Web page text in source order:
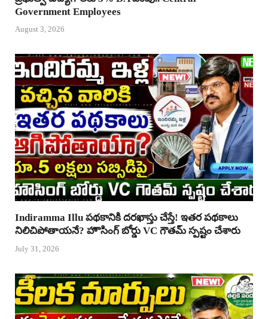
Government Employees
August 3, 2026
Indiramma Illu పథకానికి దరఖాస్తు చేస్తే! ఇతర పథకాలు
నిలిచిపోతాయనే? హౌసింగ్ బోర్డు VC గౌతమ్ స్పష్టం చేశారు
July 31, 2026